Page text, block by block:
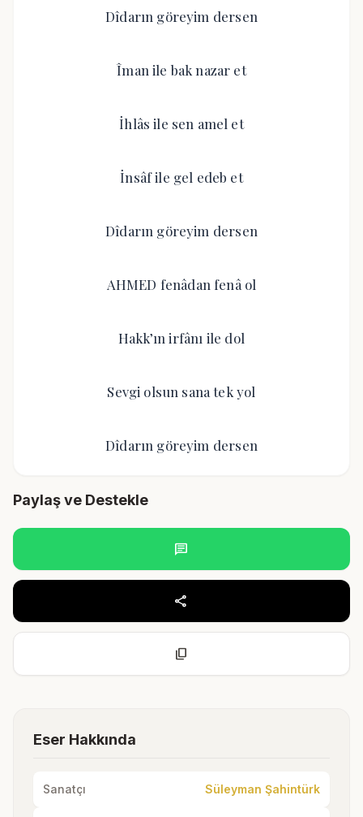
Dîdarın göreyim dersen
Îman ile bak nazar et
İhlâs ile sen amel et
İnsâf ile gel edeb et
Dîdarın göreyim dersen
AHMED fenâdan fenâ ol
Hakk’ın irfânı ile dol
Sevgi olsun sana tek yol
Dîdarın göreyim dersen
Paylaş ve Destekle
chat
share
content_copy
Eser Hakkında
Sanatçı Süleyman Şahintürk